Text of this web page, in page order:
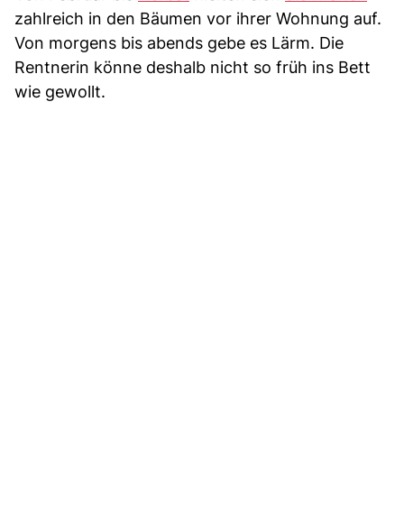
zahlreich in den Bäumen vor ihrer Wohnung auf.
Von morgens bis abends gebe es Lärm. Die
Rentnerin könne deshalb nicht so früh ins Bett
wie gewollt.